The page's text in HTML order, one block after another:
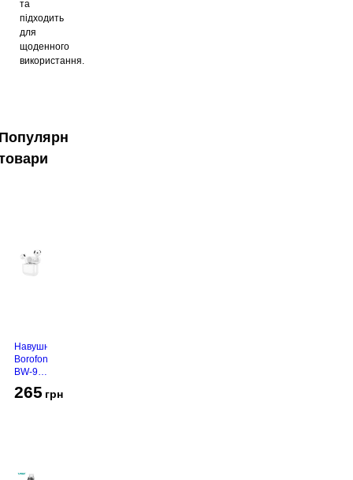
та
підходить
для
щоденного
використання.
Навушники
Borofone
BW-94
265 грн